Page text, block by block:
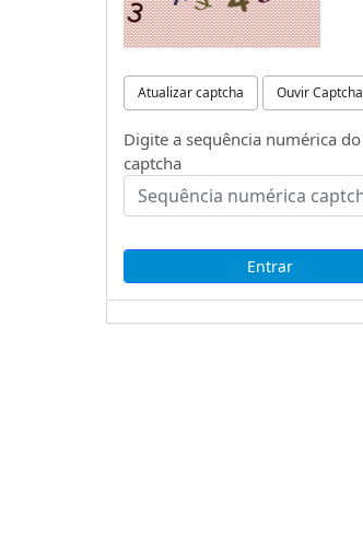
Atualizar captcha Ouvir Captcha
Digite a sequência numérica do
captcha